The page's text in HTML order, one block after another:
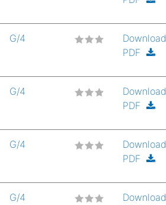
G/4
Download
PDF
G/4
Download
PDF
G/4
Download
PDF
G/4
Download